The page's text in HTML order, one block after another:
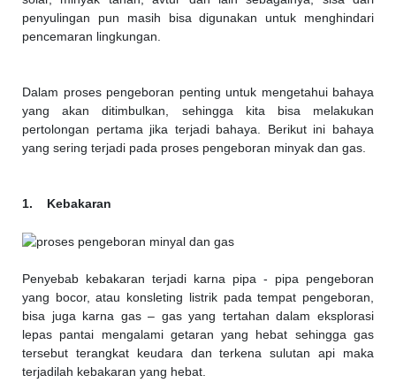
penyulingan pun masih bisa digunakan untuk menghindari
pencemaran lingkungan.
Dalam proses pengeboran penting untuk mengetahui bahaya
yang akan ditimbulkan, sehingga kita bisa melakukan
pertolongan pertama jika terjadi bahaya. Berikut ini bahaya
yang sering terjadi pada proses pengeboran minyak dan gas.
1. Kebakaran
Penyebab kebakaran terjadi karna pipa - pipa pengeboran
yang bocor, atau konsleting listrik pada tempat pengeboran,
bisa juga karna gas – gas yang tertahan dalam eksplorasi
lepas pantai mengalami getaran yang hebat sehingga gas
tersebut terangkat keudara dan terkena sulutan api maka
terjadilah kebakaran yang hebat.